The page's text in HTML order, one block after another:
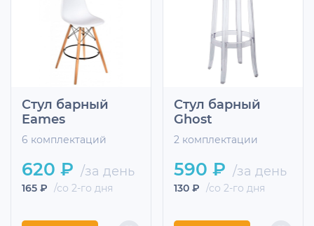
Стул барный
Eames
6 комплектаций
620 ₽ /за день
165 ₽ /со 2-го дня
Стул барный
Ghost
2 комплектации
590 ₽ /за день
130 ₽ /со 2-го дня